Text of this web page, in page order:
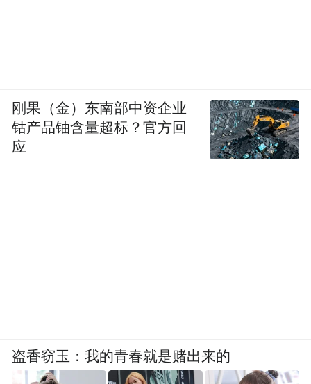
刚果（金）东南部中资企业
钴产品铀含量超标？官方回
应
盗香窃玉：我的青春就是赌出来的